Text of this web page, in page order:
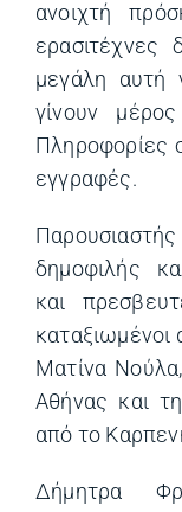
ανοιχτή
ερασιτέχνες
μεγάλη αυτή
γίνουν
Πληροφορίες
εγγραφές.
δημοφιλής
και
καταξιωμένοι
Ματίνα
Αθήνας και
από το
Δήμητρα